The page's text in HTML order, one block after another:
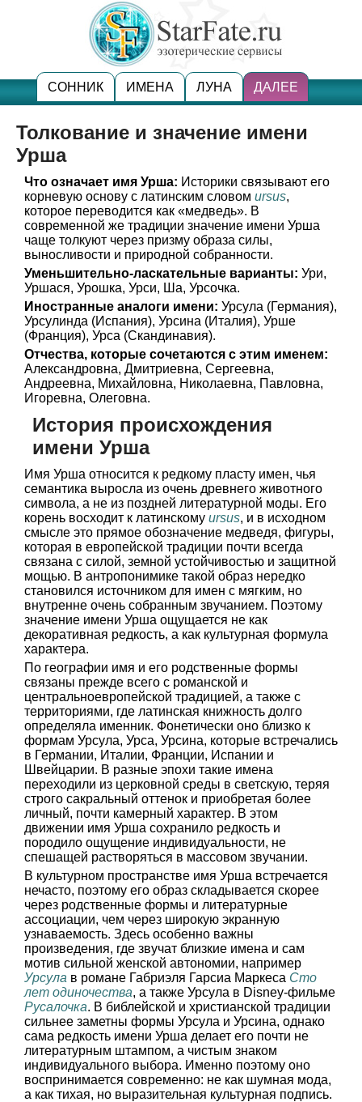
СОННИК ИМЕНА ЛУНА ДАЛЕЕ
Толкование и значение имени
Урша
Что означает имя Урша: Историки связывают его
корневую основу с латинским словом ursus,
которое переводится как «медведь». В
современной же традиции значение имени Урша
чаще толкуют через призму образа силы,
выносливости и природной собранности.
Уменьшительно-ласкательные варианты: Ури,
Уршася, Урошка, Урси, Ша, Урсочка.
Иностранные аналоги имени: Урсула (Германия),
Урсулинда (Испания), Урсина (Италия), Урше
(Франция), Урса (Скандинавия).
Отчества, которые сочетаются с этим именем:
Александровна, Дмитриевна, Сергеевна,
Андреевна, Михайловна, Николаевна, Павловна,
Игоревна, Олеговна.
История происхождения
имени Урша
Имя Урша относится к редкому пласту имен, чья
семантика выросла из очень древнего животного
символа, а не из поздней литературной моды. Его
корень восходит к латинскому ursus, и в исходном
смысле это прямое обозначение медведя, фигуры,
которая в европейской традиции почти всегда
связана с силой, земной устойчивостью и защитной
мощью. В антропонимике такой образ нередко
становился источником для имен с мягким, но
внутренне очень собранным звучанием. Поэтому
значение имени Урша ощущается не как
декоративная редкость, а как культурная формула
характера.
По географии имя и его родственные формы
связаны прежде всего с романской и
центральноевропейской традицией, а также с
территориями, где латинская книжность долго
определяла именник. Фонетически оно близко к
формам Урсула, Урса, Урсина, которые встречались
в Германии, Италии, Франции, Испании и
Швейцарии. В разные эпохи такие имена
переходили из церковной среды в светскую, теряя
строго сакральный оттенок и приобретая более
личный, почти камерный характер. В этом
движении имя Урша сохранило редкость и
породило ощущение индивидуальности, не
спешащей растворяться в массовом звучании.
В культурном пространстве имя Урша встречается
нечасто, поэтому его образ складывается скорее
через родственные формы и литературные
ассоциации, чем через широкую экранную
узнаваемость. Здесь особенно важны
произведения, где звучат близкие имена и сам
мотив сильной женской автономии, например
Урсула в романе Габриэля Гарсиа Маркеса Сто
лет одиночества, а также Урсула в Disney-фильме
Русалочка. В библейской и христианской традиции
сильнее заметны формы Урсула и Урсина, однако
сама редкость имени Урша делает его почти не
литературным штампом, а чистым знаком
индивидуального выбора. Именно поэтому оно
воспринимается современно: не как шумная мода,
а как тихая, но выразительная культурная подпись.